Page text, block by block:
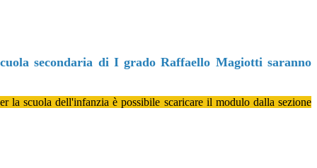
secondaria di I grado Raffaello Magiotti saranno
la scuola dell'infanzia è possibile scaricare il modulo dalla sezione